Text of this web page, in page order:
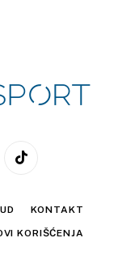
TikTok
KONTAKT
KORIŠĆENJA